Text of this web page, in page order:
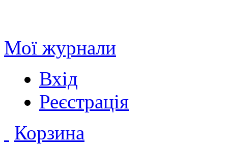
Мої журнали
Вхід
Реєстрація
Корзина